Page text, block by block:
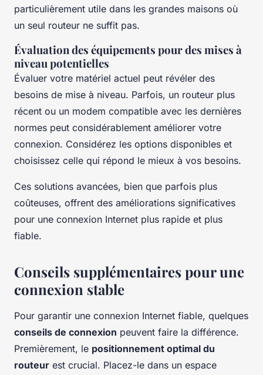
particulièrement utile dans les grandes maisons où
un seul routeur ne suffit pas.
Évaluation des équipements pour des mises à
niveau potentielles
Évaluer votre matériel actuel peut révéler des
besoins de mise à niveau. Parfois, un routeur plus
récent ou un modem compatible avec les dernières
normes peut considérablement améliorer votre
connexion. Considérez les options disponibles et
choisissez celle qui répond le mieux à vos besoins.
Ces solutions avancées, bien que parfois plus
coûteuses, offrent des améliorations significatives
pour une connexion Internet plus rapide et plus
fiable.
Conseils supplémentaires pour une
connexion stable
Pour garantir une connexion Internet fiable, quelques
conseils de connexion peuvent faire la différence.
Premièrement, le positionnement optimal du
routeur est crucial. Placez-le dans un espace